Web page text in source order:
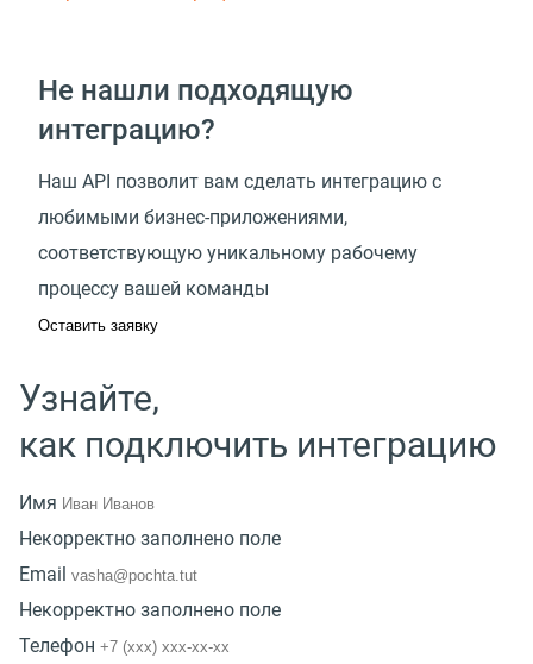
Не нашли подходящую
интеграцию?
Наш API позволит вам сделать интеграцию с
любимыми бизнес-приложениями,
соответствующую уникальному рабочему
процессу вашей команды
Оставить заявку
Узнайте,
как подключить интеграцию
Имя
Некорректно заполнено поле
Email
Некорректно заполнено поле
Телефон